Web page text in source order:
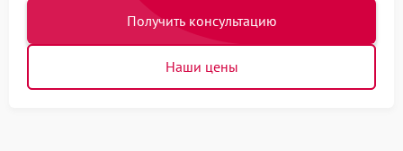
Получить консультацию
Наши цены